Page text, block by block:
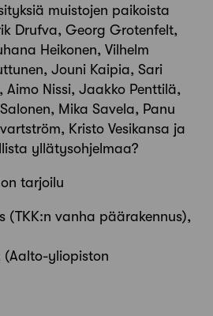
muistojen paikoista
Drufva, Georg Grotenfelt,
Heikonen, Vilhelm
Jouni Kaipia, Sari
Aimo Nissi, Jaakko Penttilä,
Mika Savela, Panu
Kristo Vesikansa ja
yllätysohjelmaa?
tarjoilu
(TKK:n vanha päärakennus),
(Aalto-yliopiston